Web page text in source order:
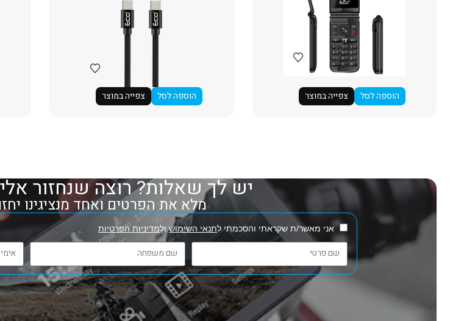
הוספה לסל צפייה במוצר הוספה לסל צפייה במוצר
יש לך שאלות? רוצה שנחזור
מלא את הפרטים ואחד מנציגינו יחזור
אני מאשר/ת שקראתי והסכמתי לתנאי השימושולמדיניות הפרטיות